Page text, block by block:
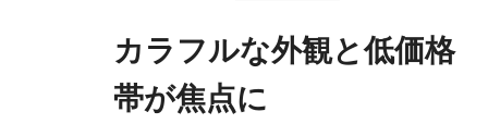
カラフルな外観と低価格
帯が焦点に